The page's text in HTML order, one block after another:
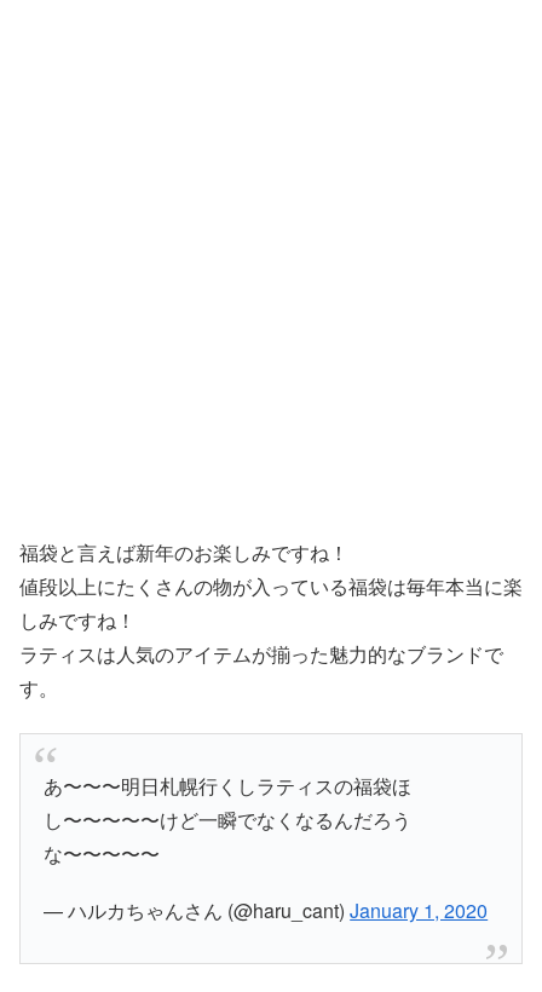
福袋と言えば新年のお楽しみですね！
値段以上にたくさんの物が入っている福袋は毎年本当に楽
しみですね！
ラティスは人気のアイテムが揃った魅力的なブランドで
す。
あ〜〜〜明日札幌行くしラティスの福袋ほ
し〜〜〜〜〜けど一瞬でなくなるんだろう
な〜〜〜〜〜
— ハルカちゃんさん (@haru_cant)January 1, 2020